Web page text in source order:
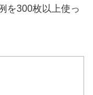
を300枚以上使っ